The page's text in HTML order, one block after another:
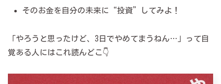
そのお金を自分の未来に“投資”してみよ！
「やろうと思ったけど、3日でやめてまうねん…」って自
覚ある人にはこれ読んどこ👇